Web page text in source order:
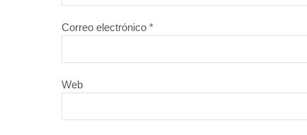
Correo electrónico *
Web